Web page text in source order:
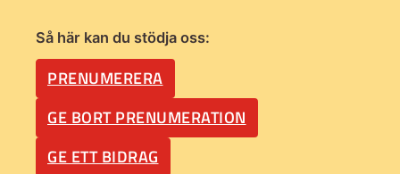
Så här kan du stödja oss:
PRENUMERERA
GE BORT PRENUMERATION
GE ETT BIDRAG